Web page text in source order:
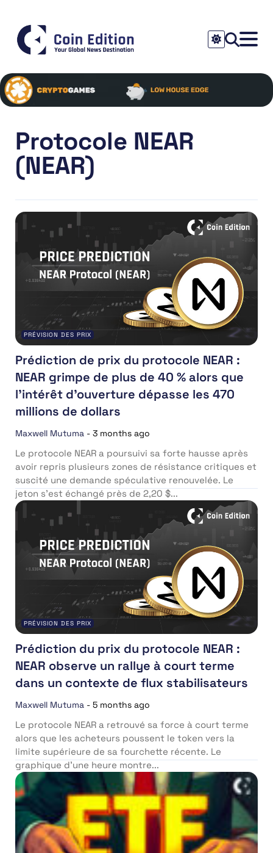
Protocole NEAR
(NEAR)
PRÉVISION DES PRIX
Prédiction de prix du protocole NEAR :
NEAR grimpe de plus de 40 % alors que
l’intérêt d’ouverture dépasse les 470
millions de dollars
Maxwell Mutuma - 3 months ago
Le protocole NEAR a poursuivi sa forte hausse après
avoir repris plusieurs zones de résistance critiques et
suscité une demande spéculative renouvelée. Le
jeton s’est échangé près de 2,20 $...
PRÉVISION DES PRIX
Prédiction du prix du protocole NEAR :
NEAR observe un rallye à court terme
dans un contexte de flux stabilisateurs
Maxwell Mutuma - 5 months ago
Le protocole NEAR a retrouvé sa force à court terme
alors que les acheteurs poussent le token vers la
limite supérieure de sa fourchette récente. Le
graphique d’une heure montre...